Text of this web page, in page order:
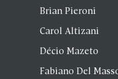
Brian Pieroni
Carol Altizani
Décio Mazeto
Fabiano Del